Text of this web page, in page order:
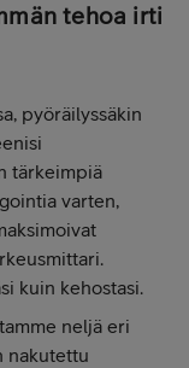
tehoa irti
pyöräilyssäkin
tärkeimpiä
varten,
kuin kehostasi.
neljä eri
nakutettu